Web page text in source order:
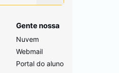
Gente nossa
Nuvem
Webmail
Portal do aluno